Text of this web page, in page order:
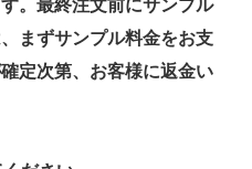
まずサンプル料金をお支
定次第、お客様に返金い